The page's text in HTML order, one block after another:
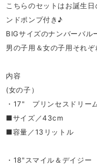
こちらのセットはお誕生
ンドポンプ付き♪
BIGサイズのナンバーバル
男の子用＆女の子用それ
内容
(女の子）
・17" プリンセスドリー
■サイズ／43cm
■容量／13リットル
・18"スマイル＆デイジー